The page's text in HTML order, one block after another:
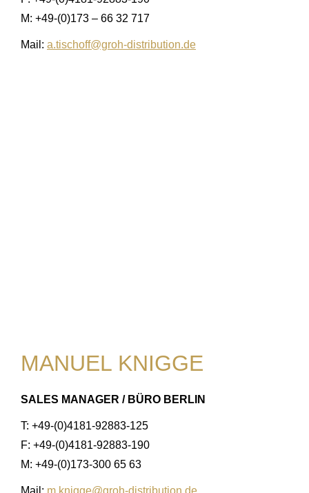
M: +49-(0)173 – 66 32 717
Mail: a.tischoff@groh-distribution.de
MANUEL KNIGGE
SALES MANAGER / BÜRO BERLIN
T: +49-(0)4181-92883-125
F: +49-(0)4181-92883-190
M: +49-(0)173-300 65 63
Mail: m.knigge@groh-distribution.de